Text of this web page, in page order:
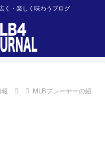
く・楽しく味わうブログ
MLBプレーヤーの紹